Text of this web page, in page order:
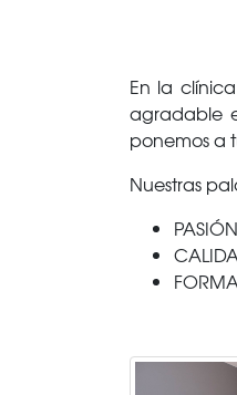
En la
agradable
ponemos a
Nuestras